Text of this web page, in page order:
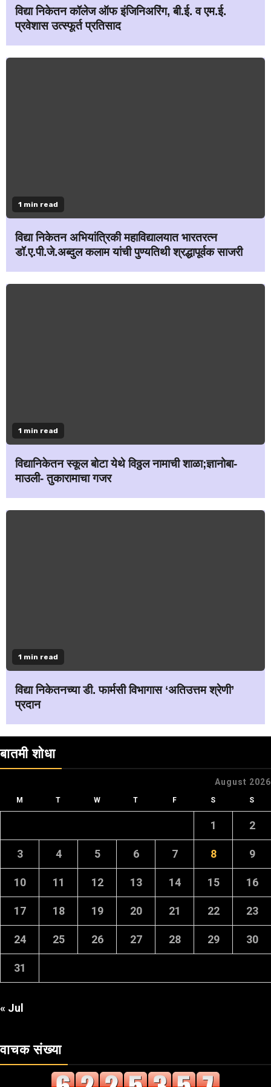
विद्या निकेतन कॉलेज ऑफ इंजिनिअरिंग, बी.ई. व एम.ई.
प्रवेशास उत्स्फूर्त प्रतिसाद
1 min read
विद्या निकेतन अभियांत्रिकी महाविद्यालयात भारतरत्न
डॉ.ए.पी.जे.अब्दुल कलाम यांची पुण्यतिथी श्रद्धापूर्वक साजरी
1 min read
विद्यानिकेतन स्कूल बोटा येथे विठ्ठल नामाची शाळा;ज्ञानोबा-
माउली- तुकारामाचा गजर
1 min read
विद्या निकेतनच्या डी. फार्मसी विभागास ‘अतिउत्तम श्रेणी’
प्रदान
बातमी शोधा
August 2026
M T W T F S S
1 2
3 4 5 6 7 8 9
10 11 12 13 14 15 16
17 18 19 20 21 22 23
24 25 26 27 28 29 30
31
« Jul
वाचक संख्या